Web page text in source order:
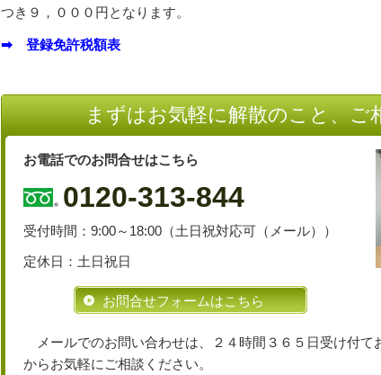
つき９，０００円となります。
➡ 登録免許税額表
まずはお気軽に解散のこと、ご
お電話でのお問合せはこちら
0120-313-844
受付時間：9:00～18:00（土日祝対応可（メール））
定休日：土日祝日
お問合せフォームはこちら
メールでのお問い合わせは、２４時間３６５日受け付て
からお気軽にご相談ください。